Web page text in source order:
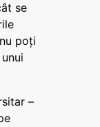
se
poți
–